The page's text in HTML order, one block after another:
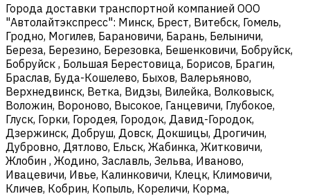
Города доставки транспортной компанией ООО
"Автолайтэкспресс": Минск, Брест, Витебск, Гомель,
Гродно, Могилев, Барановичи, Барань, Белыничи,
Береза, Березино, Березовка, Бешенковичи, Бобруйск,
Бобруйск , Большая Берестовица, Борисов, Брагин,
Браслав, Буда-Кошелево, Быхов, Валерьяново,
Верхнедвинск, Ветка, Видзы, Вилейка, Волковыск,
Воложин, Вороново, Высокое, Ганцевичи, Глубокое,
Глуск, Горки, Городея, Городок, Давид-Городок,
Дзержинск, Добруш, Довск, Докшицы, Дрогичин,
Дубровно, Дятлово, Ельск, Жабинка, Житковичи,
Жлобин , Жодино, Заславль, Зельва, Иваново,
Ивацевичи, Ивье, Калинковичи, Клецк, Климовичи,
Кличев, Кобрин, Копыль, Кореличи, Корма,